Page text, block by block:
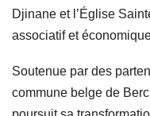
Djinane et l’Église
associatif et
Soutenue par des
commune belge de